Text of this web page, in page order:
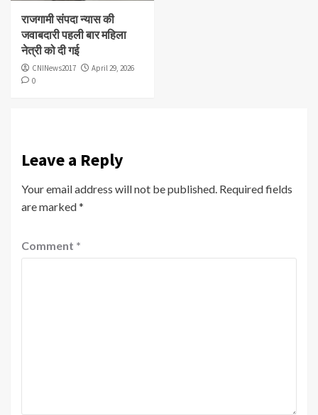
राजगामी संपदा न्यास की
जवाबदारी पहली बार महिला
नेत्री को दी गई
CNINews2017
April 29, 2026
0
Leave a Reply
Your email address will not be published. Required fields
are marked*
Comment *